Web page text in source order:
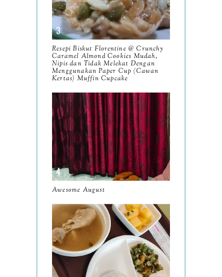
December19
November 12
October10
September13
August9
July 12
June5
May
April13
March11
February9
January
202393
December
Resepi Biskut Florentine @ Crunchy
Caramel Almond Cookies Mudah,
Nipis dan Tidak Melekat Dengan
Menggunakan Paper Cup (Cawan
Kertas) Muffin Cupcake
Awesome August